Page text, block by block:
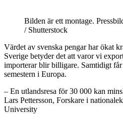
Bilden är ett montage.
/ Shutterstock
Värdet av svenska pengar har ökat
Sverige betyder det att varor vi
importerar blir billigare. Samtidigt
semestern i Europa.
– En utlandsresa för 30 000 kan
Lars Pettersson, Forskare i
University